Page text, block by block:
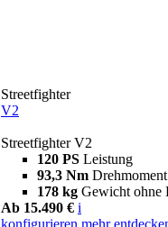
Streetfighter
V2
Streetfighter V2
120 PS Leistung
93,3 Nm Drehmoment
178 kg Gewicht ohne
Ab 15.490 € i